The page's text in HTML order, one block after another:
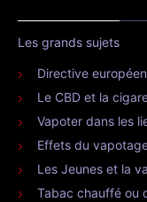
Les grands sujets
Directive
Le CBD et la
Vapoter dans les
Effets du
Les Jeunes et la
Tabac chauffé ou